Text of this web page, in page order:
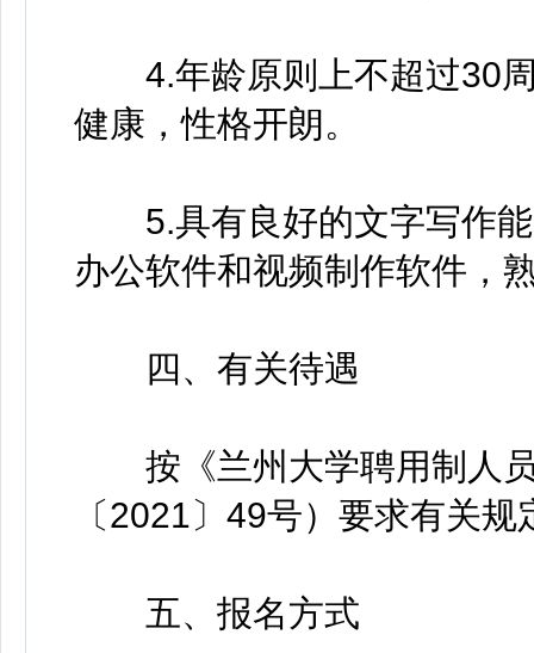
4.年龄原则上不超过30周
健康，性格开朗。
5.具有良好的文字写作能
办公软件和视频制作软件，
四、有关待遇
按《兰州大学聘用制人员
〔2021〕49号）要求有关
五、报名方式